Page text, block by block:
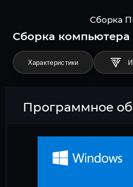
Сборка
Cборка компьютера
Характеристики
Программное